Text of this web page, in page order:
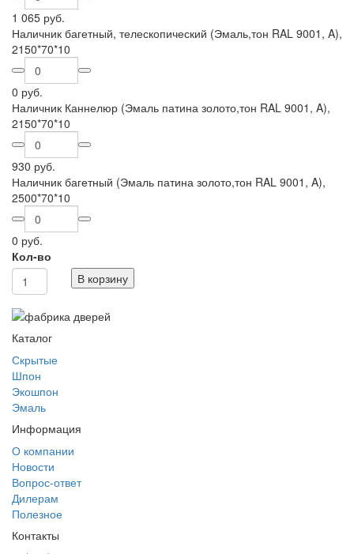
1 065 руб.
Наличник багетный, телескопический (Эмаль,тон RAL 9001, A),
2150*70*10
0 руб.
Наличник Каннелюр (Эмаль патина золото,тон RAL 9001, A),
2150*70*10
930 руб.
Наличник багетный (Эмаль патина золото,тон RAL 9001, A),
2500*70*10
0 руб.
Кол-во
В корзину
Каталог
Скрытые
Шпон
Экошпон
Эмаль
Информация
О компании
Новости
Вопрос-ответ
Дилерам
Полезное
Контакты